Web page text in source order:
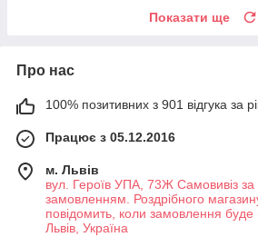
Показати ще
Про нас
100% позитивних з 901 відгука за
Працює з 05.12.2016
м. Львів
вул. Героїв УПА, 73Ж Самовивіз за
замовленням. Роздрібного
повідомить, коли замовлення буде
Львів, Україна